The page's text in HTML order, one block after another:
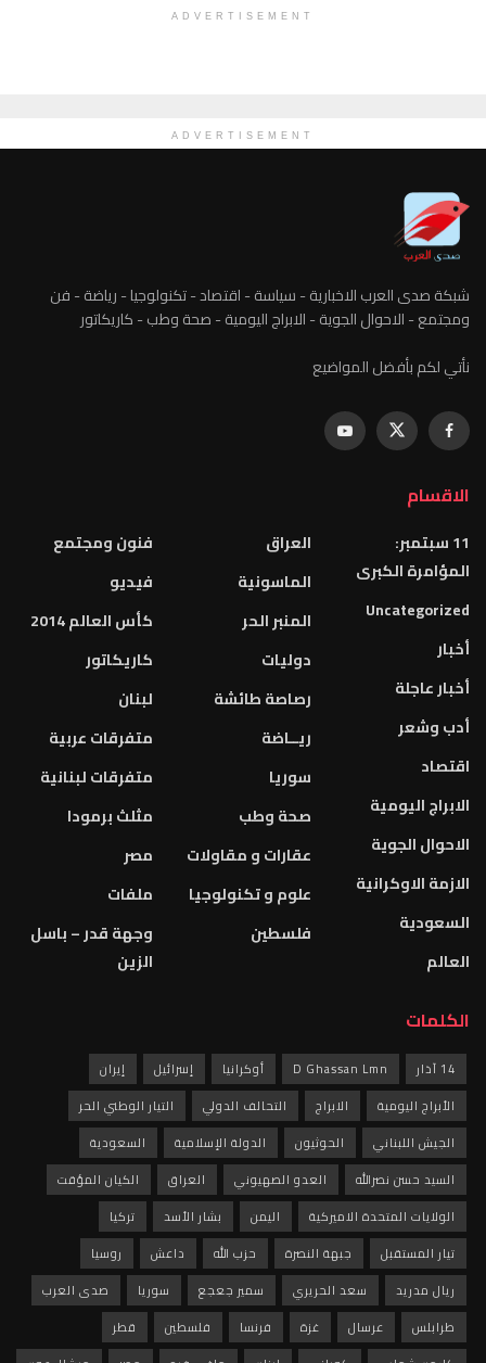
ADVERTISEMENT
ADVERTISEMENT
شبكة صدى العرب الاخبارية - سياسة - اقتصاد - تكنولوجيا - رياضة - فن
ومجتمع - الاحوال الجوية - الابراج اليومية - صحة وطب - كاريكاتور
نأتي لكم بأفضل المواضيع
الاقسام
11 سبتمبر:
المؤامرة الكبرى
Uncategorized
أخبار
أخبار عاجلة
أدب وشعر
اقتصاد
الابراج اليومية
الاحوال الجوية
الازمة الاوكرانية
السعودية
العالم
العراق
الماسونية
المنبر الحر
دوليات
رصاصة طائشة
ريــاضة
سوريا
صحة وطب
عقارات و مقاولات
علوم و تكنولوجيا
فلسطين
فنون ومجتمع
فيديو
كأس العالم 2014
كاريكاتور
لبنان
متفرقات عربية
متفرقات لبنانية
مثلث برمودا
مصر
ملفات
وجهة قدر – باسل
الزين
الكلمات
14 آذار D Ghassan Lmn أوكرانيا إسرائيل
إيران
الأبراج اليومية
الابراج التحالف الدولي
التيار الوطني الحر
الجيش اللبناني
الحوثيون الدولة الإسلامية
السعودية
السيد حسن نصرالله
العدو الصهيوني العراق
الكيان المؤقت
الولايات المتحدة الاميركية
اليمن بشار الأسد
تركيا
تيار المستقبل
جبهة النصرة حزب الله داعش
روسيا
ريال مدريد
سعد الحريري سمير جعجع سوريا
صدى العرب
طرابلس
عرسال غزة فرنسا فلسطين
قطر